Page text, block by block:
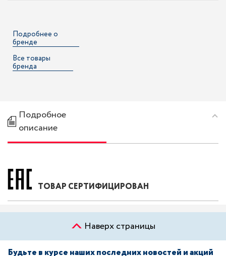
Подробнее о
бренде
Все товары
бренда
Подробное
описание
ТОВАР СЕРТИФИЦИРОВАН
Наверх страницы
Будьте в курсе наших последних новостей и акций